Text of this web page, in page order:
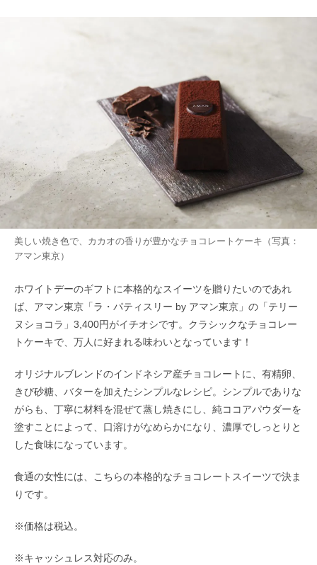
美しい焼き色で、カカオの香りが豊かなチョコレートケーキ（写真：
アマン東京）
ホワイトデーのギフトに本格的なスイーツを贈りたいのであれ
ば、アマン東京「ラ・パティスリー by アマン東京」の「テリー
ヌショコラ」3,400円がイチオシです。クラシックなチョコレー
トケーキで、万人に好まれる味わいとなっています！
オリジナルブレンドのインドネシア産チョコレートに、有精卵、
きび砂糖、バターを加えたシンプルなレシピ。シンプルでありな
がらも、丁寧に材料を混ぜて蒸し焼きにし、純ココアパウダーを
塗すことによって、口溶けがなめらかになり、濃厚でしっとりと
した食味になっています。
食通の女性には、こちらの本格的なチョコレートスイーツで決ま
りです。
※価格は税込。
※キャッシュレス対応のみ。